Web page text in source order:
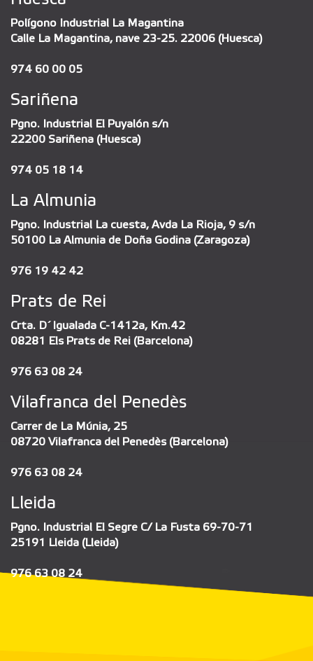
Polígono Industrial La Magantina
Calle La Magantina, nave 23-25. 22006 (Huesca)
974 60 00 05
Sariñena
Pgno. Industrial El Puyalón s/n
22200 Sariñena (Huesca)
974 05 18 14
La Almunia
Pgno. Industrial La cuesta, Avda La Rioja, 9 s/n
50100 La Almunia de Doña Godina (Zaragoza)
976 19 42 42
Prats de Rei
Crta. D´Igualada C-1412a, Km.42
08281 Els Prats de Rei (Barcelona)
976 63 08 24
Vilafranca del Penedès
Carrer de La Múnia, 25
08720 Vilafranca del Penedès (Barcelona)
976 63 08 24
Lleida
Pgno. Industrial El Segre C/ La Fusta 69-70-71
25191 Lleida (Lleida)
976 63 08 24